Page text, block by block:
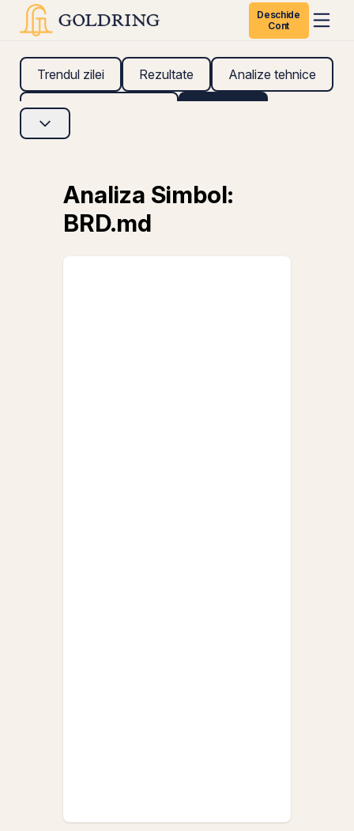
Deschide
Cont
Trendul zilei Rezultate Analize tehnice
Analize fundamentale
Analiza Simbol:
BRD.md